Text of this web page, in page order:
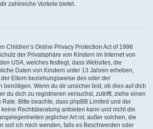
zahlreiche Vorteile bietet.
Children’s Online Privacy Protection Act of 1998
der Privatsphäre von Kindern im Internet von
USA, welches festlegt, dass Websites, die
Daten von Kindern unter 13 Jahren erheben,
Eltern beziehungsweise des oder der
benötigen. Wenn du dir unsicher bist, ob dies auf dich
du dich zu registrieren versuchst, zutrifft, ziehe einen
Bitte beachte, dass phpBB Limited und der
keine Rechtsberatung anbieten kann und nicht die
jeglicher Art ist; außer solchen, die
soll ich mich wenden, falls es Beschwerden oder